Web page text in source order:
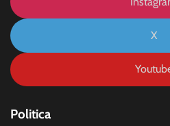
X
Politica